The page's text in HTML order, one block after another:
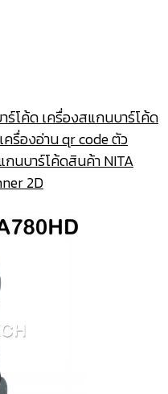
ร์โค้ด เครื่องสแกนบาร์โค้ด
ครื่องอ่าน qr code ตัว
นบาร์โค้ดสินค้า NITA
2D